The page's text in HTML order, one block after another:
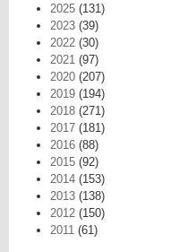
2025 (131)
2023 (39)
2022 (30)
2021 (97)
2020 (207)
2019 (194)
2018 (271)
2017 (181)
2016 (88)
2015 (92)
2014 (153)
2013 (138)
2012 (150)
2011 (61)